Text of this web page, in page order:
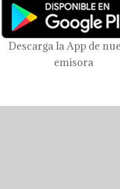
Descarga la App de
emisora